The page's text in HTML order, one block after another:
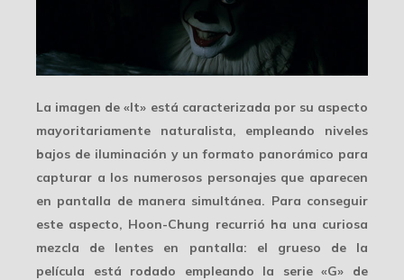
La imagen de «It» está caracterizada por su aspecto
mayoritariamente naturalista, empleando niveles
bajos de iluminación y un formato panorámico para
capturar a los numerosos personajes que aparecen
en pantalla de manera simultánea. Para conseguir
este aspecto, Hoon-Chung recurrió ha una curiosa
mezcla de lentes en pantalla: el grueso de la
película está rodado empleando la serie «G» de